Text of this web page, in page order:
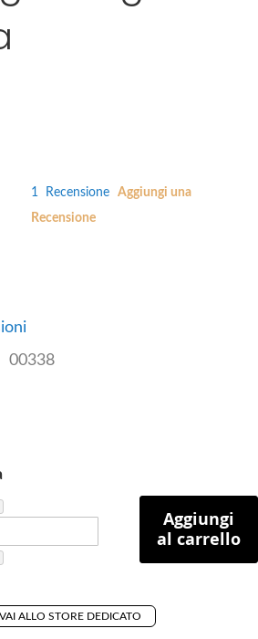
1 Recensione
Aggiungi una
Recensione
00338
Aggiungi
al carrello
ALLO STORE DEDICATO